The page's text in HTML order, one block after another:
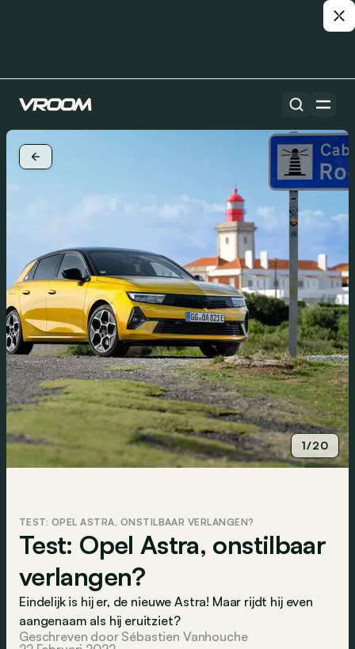
1/20
TEST: OPEL ASTRA, ONSTILBAAR VERLANGEN?
Test: Opel Astra, onstilbaar
verlangen?
Eindelijk is hij er, de nieuwe Astra! Maar rijdt hij even
aangenaam als hij eruitziet?
Geschreven door Sébastien Vanhouche